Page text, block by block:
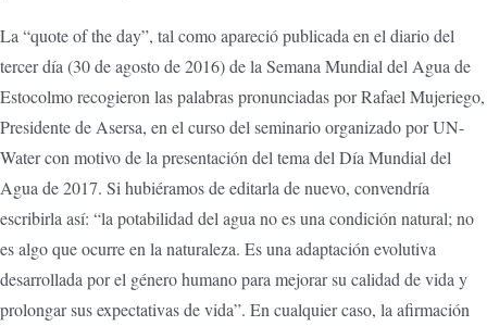
La “quote of the day”, tal como apareció publicada en el diario del
tercer día (30 de agosto de 2016) de la Semana Mundial del Agua de
Estocolmo recogieron las palabras pronunciadas por Rafael Mujeriego,
Presidente de Asersa, en el curso del seminario organizado por UN-
Water con motivo de la presentación del tema del Día Mundial del
Agua de 2017. Si hubiéramos de editarla de nuevo, convendría
escribirla así: “la potabilidad del agua no es una condición natural; no
es algo que ocurre en la naturaleza. Es una adaptación evolutiva
desarrollada por el género humano para mejorar su calidad de vida y
prolongar sus expectativas de vida”. En cualquier caso, la afirmación